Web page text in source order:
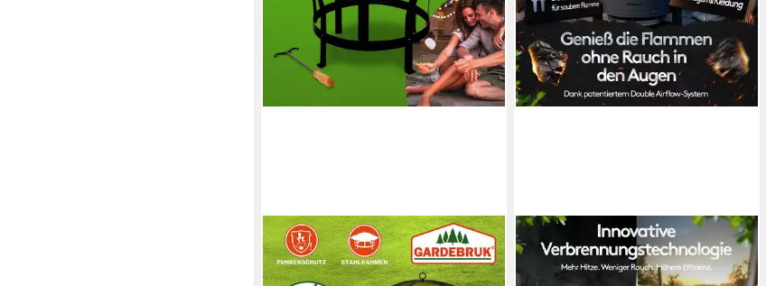
GARDEBRUK
Feuerschale XL, Feuerkorb Garten
Funkenschutz 75cm Edelstahl
FLAMMENWERK
Feuerschale Rauchfreier Feuerkorb
22" mit Grillrost & Abdeckung, (1-St.,